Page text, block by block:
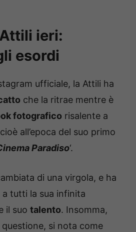
ieri:
esordi
ufficiale, la Attili ha
che la ritrae mentre è
fotografico risalente a
all’epoca del suo primo
Paradiso‘.
di una virgola, e ha
tutti la sua infinita
il suo talento. Insomma,
si nota come